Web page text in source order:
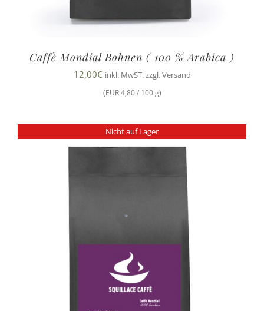
Caffè Mondial Bohnen ( 100 % Arabica )
12,00€ inkl. MwST. zzgl. Versand
(EUR 4,80 / 100 g)
Nicht auf Lager